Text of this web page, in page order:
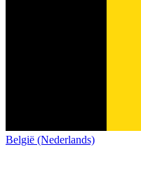
België (Nederlands)